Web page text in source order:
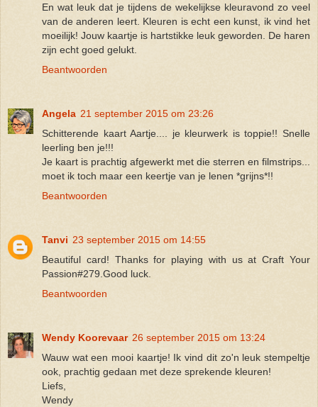
En wat leuk dat je tijdens de wekelijkse kleuravond zo veel
van de anderen leert. Kleuren is echt een kunst, ik vind het
moeilijk! Jouw kaartje is hartstikke leuk geworden. De haren
zijn echt goed gelukt.
Beantwoorden
Angela 21 september 2015 om 23:26
Schitterende kaart Aartje.... je kleurwerk is toppie!! Snelle
leerling ben je!!!
Je kaart is prachtig afgewerkt met die sterren en filmstrips...
moet ik toch maar een keertje van je lenen *grijns*!!
Beantwoorden
Tanvi 23 september 2015 om 14:55
Beautiful card! Thanks for playing with us at Craft Your
Passion#279.Good luck.
Beantwoorden
Wendy Koorevaar 26 september 2015 om 13:24
Wauw wat een mooi kaartje! Ik vind dit zo'n leuk stempeltje
ook, prachtig gedaan met deze sprekende kleuren!
Liefs,
Wendy